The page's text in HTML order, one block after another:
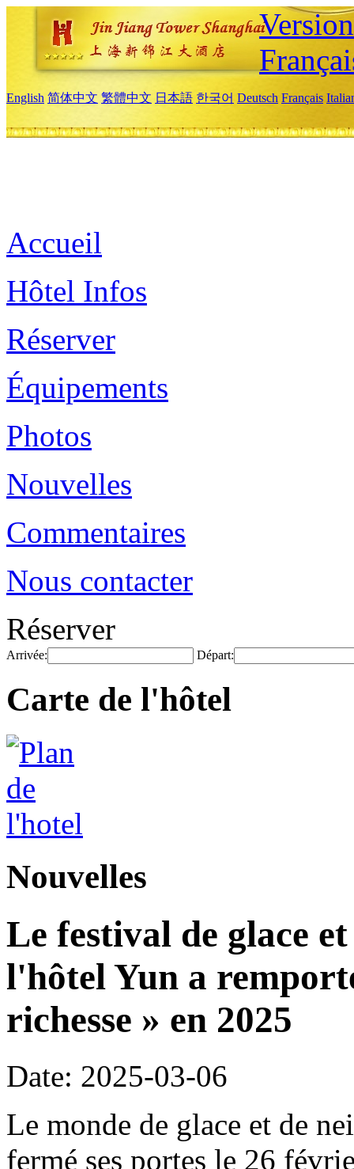
English 简体中文 繁體中文 日本語 한국어 Deutsch Français
Accueil
Hôtel Infos
Réserver
Équipements
Photos
Nouvelles
Commentaires
Nous contacter
Réserver
Arrivée: Départ:
Carte de l'hôtel
Nouvelles
Le festival de glace
l'hôtel Yun a
richesse » en 2025
Date: 2025-03-06
Le monde de glace et de
fermé ses portes le 26